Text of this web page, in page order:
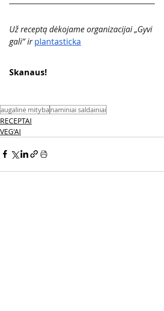
Už receptą dėkojame organizacijai „Gyvi
gali“ ir plantasticka
Skanaus!
augalinė mitybanaminiai saldainiai
RECEPTAI
VEG'AI